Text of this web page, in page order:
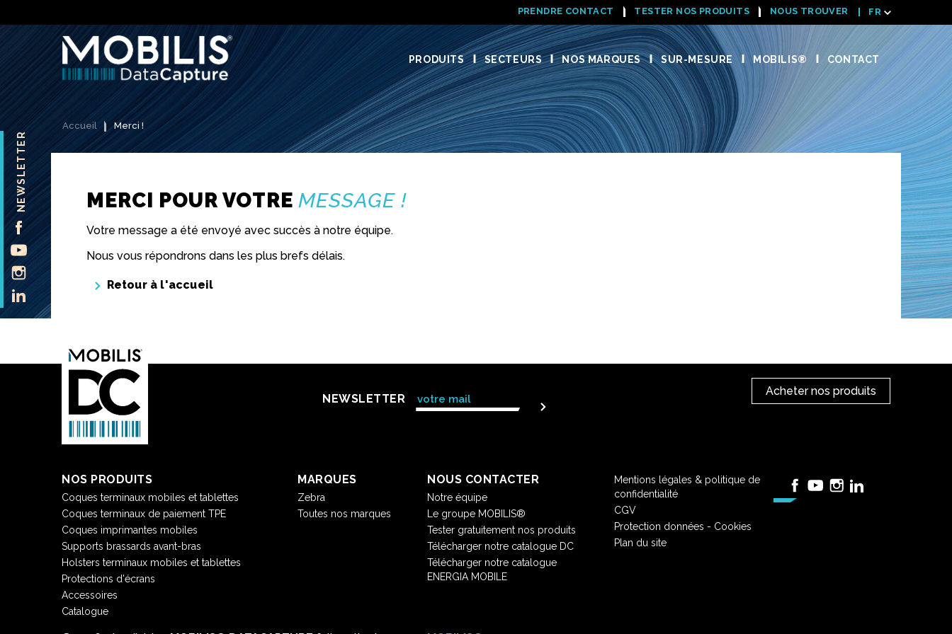
NEWSLETTER
FACEBOOK
YOUTUBE
PRENDRE CONTACT TESTER NOS PRODUITS NOUS TROUVER FR
PRODUITS SECTEURS NOS MARQUES SUR-MESURE MOBILIS® CONTACT
Accueil Merci !
MERCI POUR VOTRE MESSAGE !
Votre message a été envoyé avec succès à notre équipe.
Nous vous répondrons dans les plus brefs délais.
Retour à l'accueil
NEWSLETTER
Acheter nos produits
NOS PRODUITS
Coques terminaux mobiles et tablettes
Coques terminaux de paiement TPE
Coques imprimantes mobiles
Supports brassards avant-bras
Holsters terminaux mobiles et tablettes
Protections d'écrans
Accessoires
Catalogue
MARQUES
Zebra
Toutes nos marques
NOUS CONTACTER
Notre équipe
Le groupe MOBILIS®
Tester gratuitement nos produits
Télécharger notre catalogue DC
Télécharger notre catalogue
ENERGIA MOBILE
Mentions légales & politique de
confidentialité
CGV
Protection données - Cookies
Plan du site
Facebook
YouTubeInstagram